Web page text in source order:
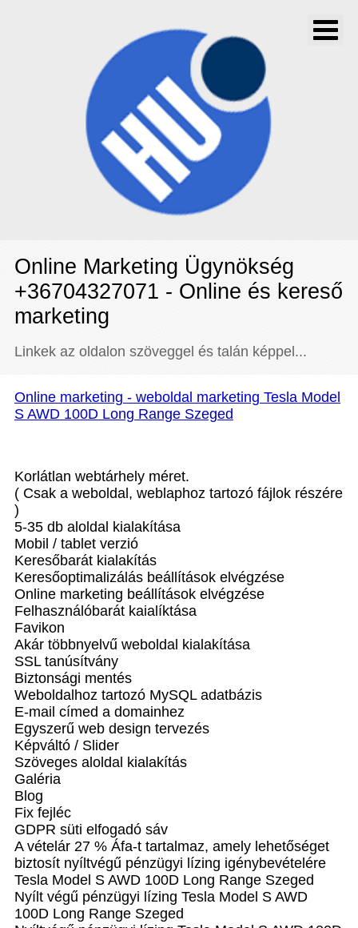
Online Marketing Ügynökség
+36704327071 - Online és kereső
marketing
Linkek az oldalon szöveggel és talán képpel...
Online marketing - weboldal marketing Tesla Model
S AWD 100D Long Range Szeged
Korlátlan webtárhely méret.
( Csak a weboldal, weblaphoz tartozó fájlok részére
)
5-35 db aloldal kialakítása
Mobil / tablet verzió
Keresőbarát kialakítás
Keresőoptimalizálás beállítások elvégzése
Online marketing beállítások elvégzése
Felhasználóbarát kaialíktása
Favikon
Akár többnyelvű weboldal kialakítása
SSL tanúsítvány
Biztonsági mentés
Weboldalhoz tartozó MySQL adatbázis
E-mail címed a domainhez
Egyszerű web design tervezés
Képváltó / Slider
Szöveges aloldal kialakítás
Galéria
Blog
Fix fejléc
GDPR süti elfogadó sáv
A vételár 27 % Áfa-t tartalmaz, amely lehetőséget
biztosít nyíltvégű pénzügyi lízing igénybevételére
Tesla Model S AWD 100D Long Range Szeged
Nyílt végű pénzügyi lízing Tesla Model S AWD
100D Long Range Szeged